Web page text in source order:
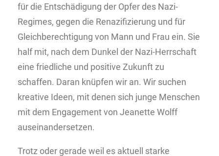
für die Entschädigung der Opfer des Nazi-
Regimes, gegen die Renazifizierung und für
Gleichberechtigung von Mann und Frau ein. Sie
half mit, nach dem Dunkel der Nazi-Herrschaft
eine friedliche und positive Zukunft zu
schaffen. Daran knüpfen wir an. Wir suchen
kreative Ideen, mit denen sich junge Menschen
mit dem Engagement von Jeanette Wolff
auseinandersetzen.
Trotz oder gerade weil es aktuell starke